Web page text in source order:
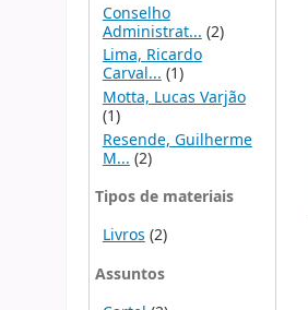
Conselho
Administrat... (2)
Lima, Ricardo
Carval...(1)
Motta, Lucas Varjão
(1)
Resende, Guilherme
M... (2)
Tipos de materiais
Livros (2)
Assuntos